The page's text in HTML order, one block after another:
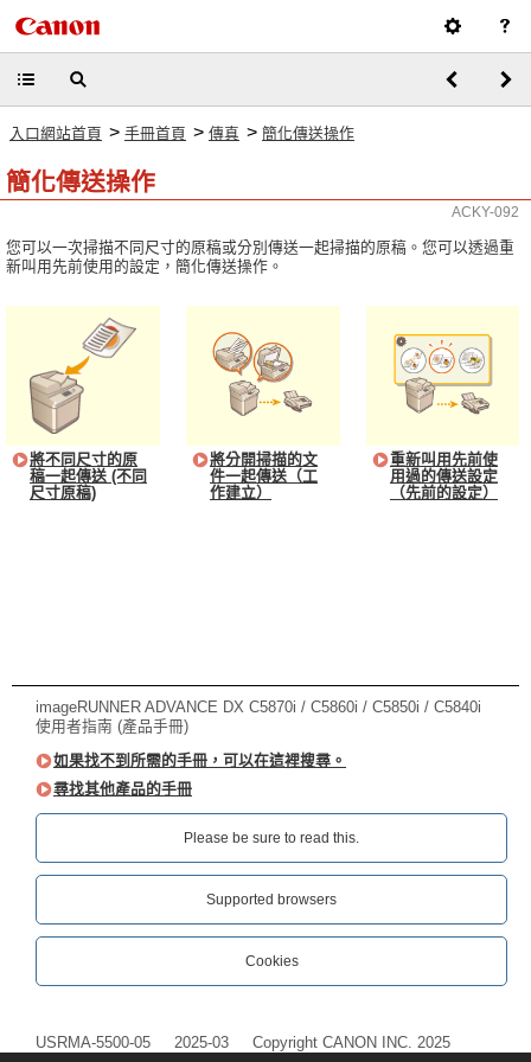
入口網站首頁 > 手冊首頁 > 傳真 > 簡化傳送操作
簡化傳送操作
ACKY-092
您可以一次掃描不同尺寸的原稿或分別傳送一起掃描的原稿。您可以透過重
新叫用先前使用的設定，簡化傳送操作。
將不同尺寸的原
稿一起傳送 (不同
尺寸原稿)
將分開掃描的文
件一起傳送（工
作建立）
重新叫用先前使
用過的傳送設定
（先前的設定）
imageRUNNER ADVANCE DX C5870i / C5860i / C5850i / C5840i
使用者指南 (產品手冊)
如果找不到所需的手冊，可以在這裡搜尋。
尋找其他產品的手冊
Please be sure to read this.‎
Supported browsers
Cookies
USRMA-5500-05 2025-03 Copyright CANON INC. 2025